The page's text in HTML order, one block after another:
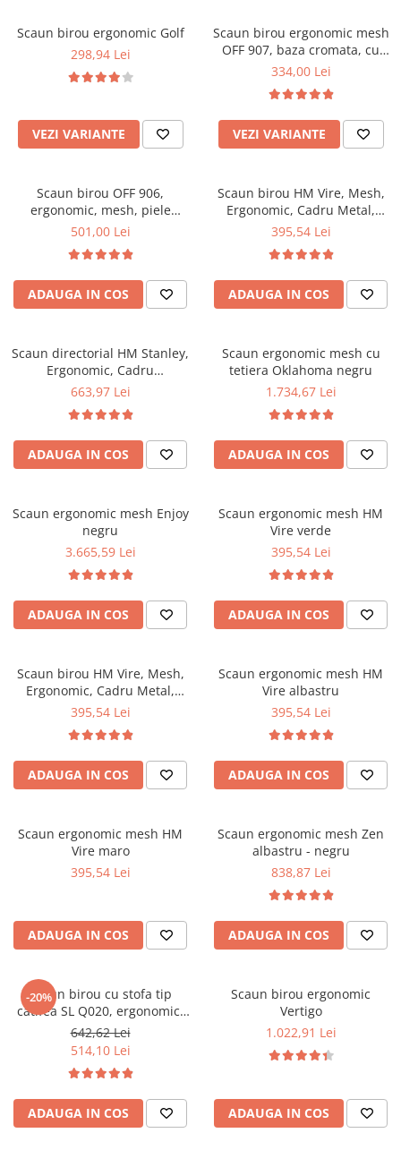
Saltele cu arcuri impachetate
individual
Saltele Memory Pocket
Saltele Memory Pocket
Saltele cu plasa arcuri
Saltele cu spuma
Saltele cu spuma poliuretanica
Saltele Latex
Saltele 140x200
Saltele 180x200
Top saltele
Top saltele 5 cm
Top saltele memory 5 cm
Top saltele MemoHR 6.5 cm
Saltele cu plasa de arcuri
Saltele cu spuma
Paturi
Seturi de pat si saltea
Masute de toaleta
Scaune pentru living
Comode living
Set mese plus scaune
Mobilier birou
Scaune ergonomice
Etajere Birou
Birouri
Scaune pentru birou
Scaune pentru vizitatori
Scaune manager
Mobilier bucatarie
Mese bucatarie
Mobila bucatarie
Seturi mese si scaune bucatarie
Mobilier hol
Suporturi si rafturi pantofi
Portmantouri
Seturi mobilier hol
Stender haine
Suport pentru umerase
Cuiere
Scaune gradinita
Set mese si scaune gradinita
Mobila camera copii
Scaune birou pentru copii
Paturi copii
Masa si scaune gradinita
Seturi comode living si dormitor
Scaune birou
Scaune profesionale
Scaune Lemn
Scaune resigilate
Scaune conferinta
Scaune terasa si outdoor
Scaun birou ergonomic Golf
298,94 Lei
VEZI VARIANTE
Scaun birou ergonomic mesh
OFF 907, baza cromata, cu
tetiera, mecanism de balans,
334,00 Lei
VEZI VARIANTE
Scaun birou OFF 906,
ergonomic, mesh, piele
ecologica, cadru cromat,
negru
501,00 Lei
ADAUGA IN COS
Scaun birou HM Vire, Mesh,
Ergonomic, Cadru Metal,
Tetiera cu piele ecologica,
balansare, 100 Kg, Negru
395,54 Lei
ADAUGA IN COS
Scaun directorial HM Stanley,
Ergonomic, Cadru
Polipropilena, Piele ecologica,
balansare, 102kg, 115x59x50
cm, Negru
663,97 Lei
ADAUGA IN COS
Scaun ergonomic mesh cu
tetiera Oklahoma negru
1.734,67 Lei
ADAUGA IN COS
Scaun ergonomic mesh Enjoy
negru
3.665,59 Lei
ADAUGA IN COS
Scaun ergonomic mesh HM
Vire verde
395,54 Lei
ADAUGA IN COS
Scaun birou HM Vire, Mesh,
Ergonomic, Cadru Metal,
Tetiera cu piele ecologica,
balansare, 100 Kg, Gri
395,54 Lei
ADAUGA IN COS
Scaun ergonomic mesh HM
Vire albastru
395,54 Lei
ADAUGA IN COS
Scaun ergonomic mesh HM
Vire maro
395,54 Lei
ADAUGA IN COS
Scaun ergonomic mesh Zen
albastru - negru
838,87 Lei
ADAUGA IN COS
-20%
Scaun birou cu stofa tip
catifea SL Q020, ergonomic,
inaltime reglabila, cadru
cromat, rotatie 360°, 90 kg,
Caramiziu
642,62 Lei
514,10 Lei
ADAUGA IN COS
Scaun birou ergonomic
Vertigo
1.022,91 Lei
ADAUGA IN COS